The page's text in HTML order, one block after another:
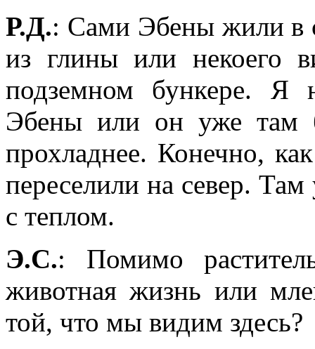
Р.Д.: Сами Эбены жили в
из глины или некоего
подземном бункере. Я
Эбены или он уже там
прохладнее. Конечно,
переселили на север.
с теплом.
Э.С.: Помимо
животная жизнь или
той, что мы видим здесь?